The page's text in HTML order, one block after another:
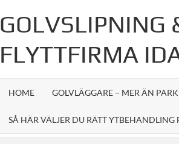
GOLVSLIPNING
FLYTTFIRMA
HOME GOLVLÄGGARE – MER ÄN
SÅ HÄR VÄLJER DU RÄTT YTBEHANDLING